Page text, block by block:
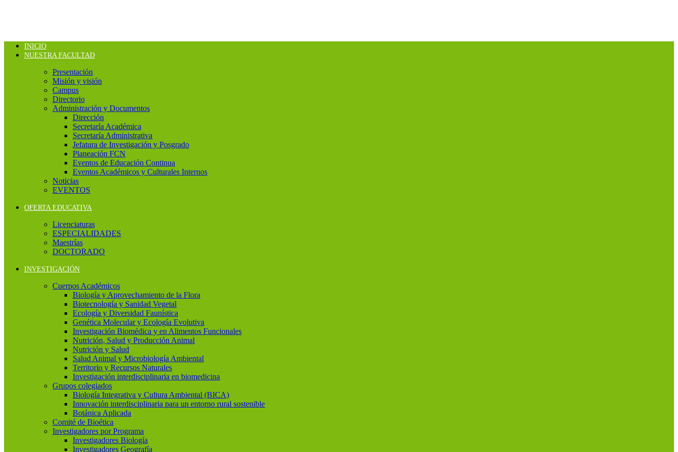
INICIO
NUESTRA FACULTAD
Presentación
Misión y visión
Campus
Directorio
Administración y Documentos
Dirección
Secretaría Académica
Secretaría Administrativa
Jefatura de Investigación y Posgrado
Planeación FCN
Eventos de Educación Continua
Eventos Académicos y Culturales Internos
Noticias
EVENTOS
OFERTA EDUCATIVA
Licenciaturas
ESPECIALIDADES
Maestrías
DOCTORADO
INVESTIGACIÓN
Cuerpos Académicos
Biología y Aprovechamiento de la Flora
Biotecnología y Sanidad Vegetal
Ecología y Diversidad Faunística
Genética Molecular y Ecología Evolutiva
Investigación Biomédica y en Alimentos Funcionales
Nutrición, Salud y Producción Animal
Nutrición y Salud
Salud Animal y Microbiología Ambiental
Territorio y Recursos Naturales
Investigación interdisciplinaria en biomedicina
Grupos colegiados
Biología Integrativa y Cultura Ambiental (BICA)
Innovación interdisciplinaria para un entorno rural sostenible
Botánica Aplicada
Comité de Bioética
Investigadores por Programa
Investigadores Biología
Investigadores Geografía